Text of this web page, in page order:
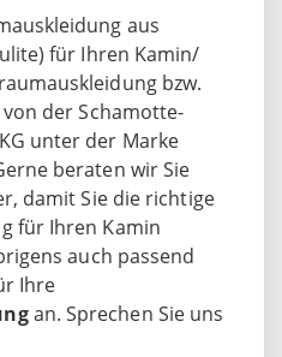
aus
für Ihren Kamin/
bzw.
der Schamotte-
unter der Marke
beraten wir Sie
damit Sie die richtige
für Ihren Kamin
auch passend
Ihre
an. Sprechen Sie uns